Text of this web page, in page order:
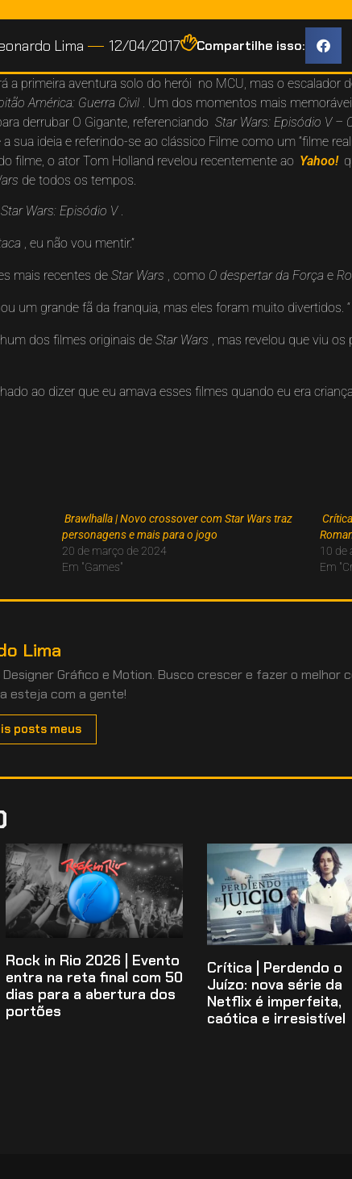
Lima 12/04/2017 Compartilhe isso:
a primeira aventura solo do herói no MCU, mas o escalador
América: Guerra Civil . Um dos momentos mais
derrubar O Gigante, referenciando Star Wars: Episódio V –
sua ideia e referindo-se ao clássico Filme como um “filme
filme, o ator Tom Holland revelou recentemente ao Yahoo!
de todos os tempos.
Star Wars: Episódio V.
, eu não vou mentir.”
mais recentes de Star Wars , como O despertar da Força e
um grande fã da franquia, mas eles foram muito divertidos. “
dos filmes originais de Star Wars , mas revelou que viu
ao dizer que eu amava esses filmes quando eu era
Brawlhalla | Novo crossover com Star Wars traz
personagens e mais para o jogo
20 de março de 2024
Em "Games"
10 de
Em
Lima
Gráfico e Motion. Busco crescer e fazer o melhor
esteja com a gente!
posts meus
Rock in Rio 2026 | Evento
entra na reta final com 50
dias para a abertura dos
portões
Crítica | Perdendo o
Juízo: nova série da
Netflix é imperfeita,
caótica e irresistível